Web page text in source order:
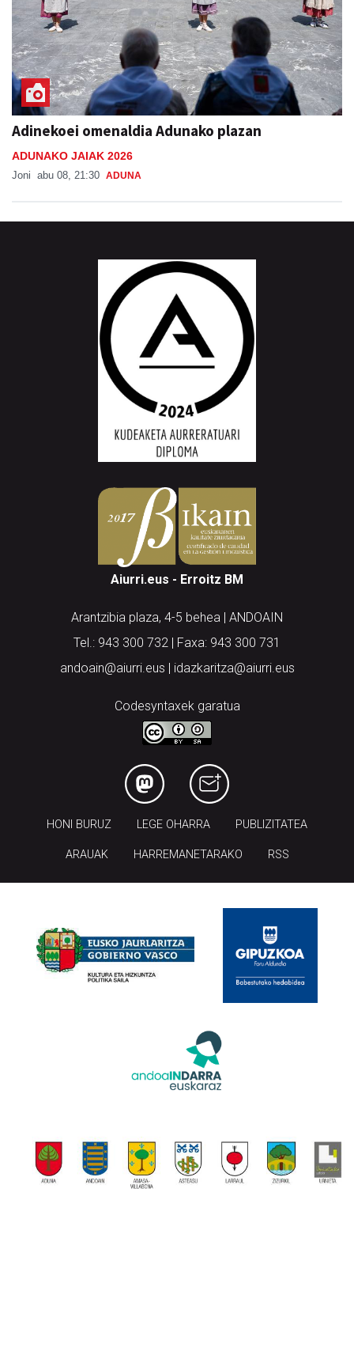
Adinekoei omenaldia Adunako plazan
ADUNAKO JAIAK 2026
Joni abu 08, 21:30 ADUNA
Aiurri.eus - Erroitz BM
Arantzibia plaza, 4-5 behea | ANDOAIN
Tel.: 943 300 732 | Faxa: 943 300 731
andoain@aiurri.eus | idazkaritza@aiurri.eus
Codesyntaxek garatua
HONI BURUZ LEGE OHARRA PUBLIZITATEA
ARAUAK HARREMANETARAKO RSS